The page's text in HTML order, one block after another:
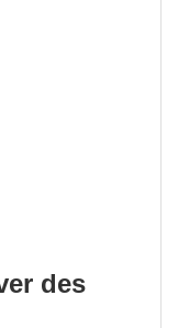
des